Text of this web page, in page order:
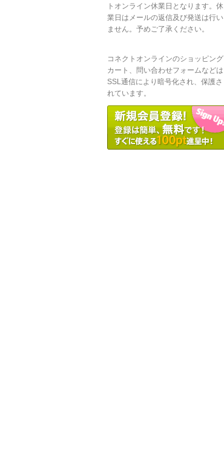
トオンライン休業日となります。休
業日はメールの返信及び発送は行い
ません。予めご了承ください。
コネクトオンラインのショッピング
カート、問い合わせフォームなどは
SSL通信により暗号化され、保護さ
れています。